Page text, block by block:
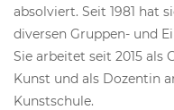
absolviert. Seit 1981 hat
diversen Gruppen- und
Sie arbeitet seit 2015 als
Kunst und als Dozentin
Kunstschule.